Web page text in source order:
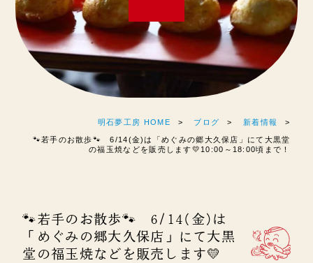
明石夢工房 HOME ブログ 新着情報
🐾若手のお散歩🐾 6/14(金)は「めぐみの郷大久保店」にて大黒堂
の福玉焼などを販売します💛10:00～18:00頃まで！
🐾若手のお散歩🐾 6/14(金)は
「めぐみの郷大久保店」にて大黒
堂の福玉焼などを販売します💛